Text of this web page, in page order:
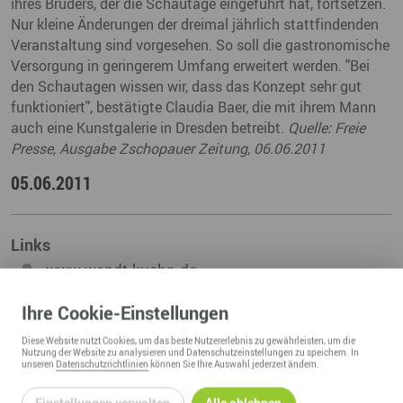
Nur kleine Änderungen der dreimal jährlich stattfindenden
Veranstaltung sind vorgesehen. So soll die gastronomische
Versorgung in geringerem Umfang erweitert werden. "Bei
den Schautagen wissen wir, dass das Konzept sehr gut
funktioniert", bestätigte Claudia Baer, die mit ihrem Mann
auch eine Kunstgalerie in Dresden betreibt. Quelle: Freie
Presse, Ausgabe Zschopauer Zeitung, 06.06.2011
05.06.2011
Links
www.wendt-kuehn.de
ZURÜCK ZUR ÜBERSICHT
Ihre Cookie-Einstellungen
DieseWebsitenutzt Cookies, um das beste Nutzererlebnis zu gewährleisten, um die
Nutzung derWebsitezu analysieren und Datenschutzeinstellungen zu speichern. In
unseren Datenschutzrichtlinien können Sie Ihre Auswahl jederzeit ändern.